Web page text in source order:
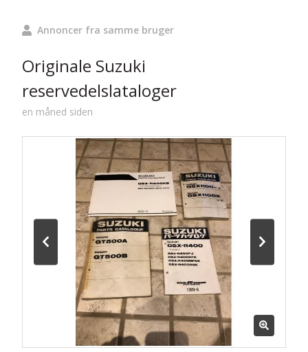
Annoncer fra samme bruger
Originale Suzuki
reservedelslataloger
en måned siden